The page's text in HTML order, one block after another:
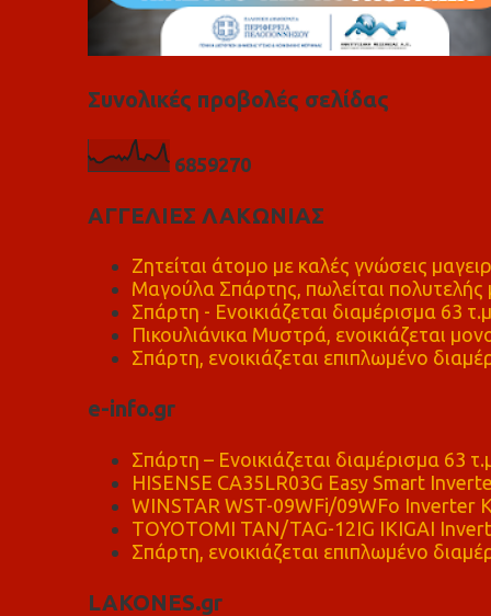
Συνολικές προβολές σελίδας
6859270
ΑΓΓΕΛΙΕΣ ΛΑΚΩΝΙΑΣ
Ζητείται άτομο με καλές γνώσεις
Μαγούλα Σπάρτης, πωλείται πολυτελής
Σπάρτη - Ενοικιάζεται διαμέρισμα 63 τ.μ
Πικουλιάνικα Μυστρά, ενοικιάζεται
Σπάρτη, ενοικιάζεται επιπλωμένο
e-info.gr
Σπάρτη – Ενοικιάζεται διαμέρισμα 63
HISENSE CA35LR03G Easy Smart
WINSTAR WST-09WFi/09WFo Inverter
TOYOTOMI TAN/TAG-12IG IKIGAI
Σπάρτη, ενοικιάζεται επιπλωμένο
LAKONES.gr